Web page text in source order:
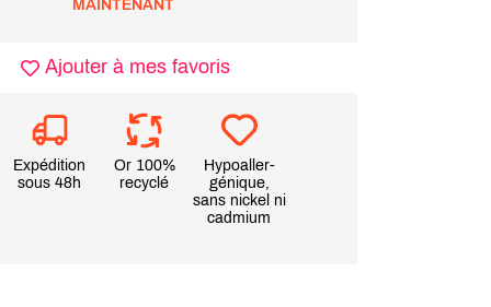
MAINTENANT
Ajouter à mes favoris
Expédition
sous 48h
Or 100%
recyclé
Hypoaller-
génique,
sans nickel ni
cadmium